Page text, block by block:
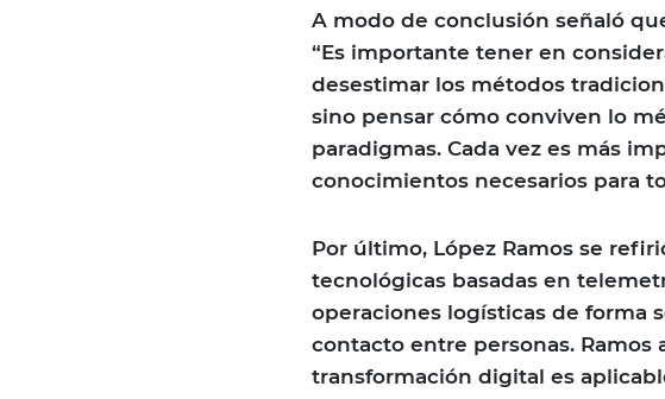
A modo de conclusión señaló
“Es importante tener en
desestimar los métodos
sino pensar cómo conviven lo
paradigmas. Cada vez es más
conocimientos necesarios para
Por último, López Ramos se
tecnológicas basadas en
operaciones logísticas de forma
contacto entre personas. Ramos
transformación digital es